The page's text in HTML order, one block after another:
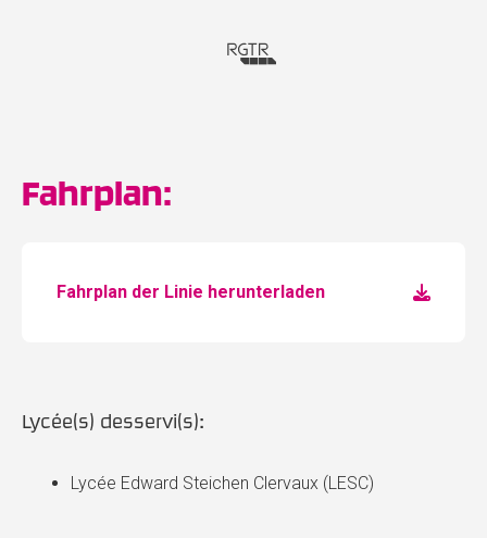
Fahrplan:
Fahrplan der Linie herunterladen
Lycée(s) desservi(s):
Lycée Edward Steichen Clervaux (LESC)